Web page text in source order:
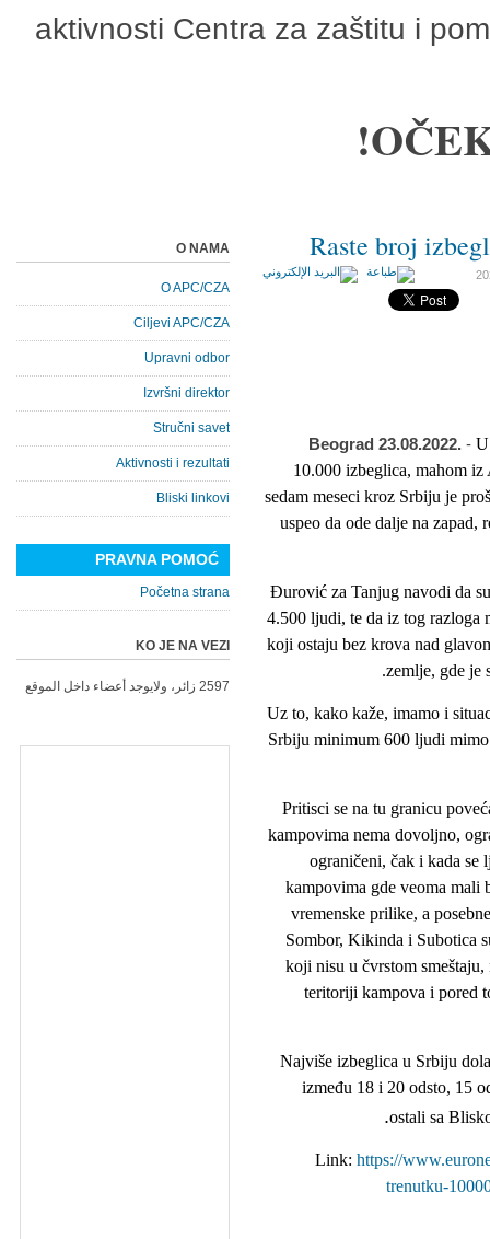
aktivnosti Centra za zaštitu i
Raste broj
Beograd 23.08.2022.-
10.000 izbeglica, mahom
sedam meseci kroz Srbiju je
uspeo da ode dalje na
Ðurović za Tanjug navodi da
4.500 ljudi, te da iz tog razloga
koji ostaju bez krova nad
zemlje, gde je
Uz to, kako kaže, imamo i
Srbiju minimum 600 ljudi
"Pritisci se na tu granicu
kampovima nema dovoljno,
ograničeni, čak i kada se
kampovima gde veoma mali
vremenske prilike, a
Sombor, Kikinda i Subotica
koji nisu u čvrstom
teritoriji kampova i pored
Najviše izbeglica u Srbiju
između 18 i 20 odsto, 15
ostali sa
Link: https://
trenutku-
O NAMA
O APC/CZA
Ciljevi APC/CZA
Upravni odbor
Izvršni direktor
Stručni savet
Aktivnosti i rezultati
Bliski linkovi
PRAVNA POMOĆ
Početna strana
KO JE NA VEZI
2597 زائر، ولايوجد أعضاء داخل الموقع